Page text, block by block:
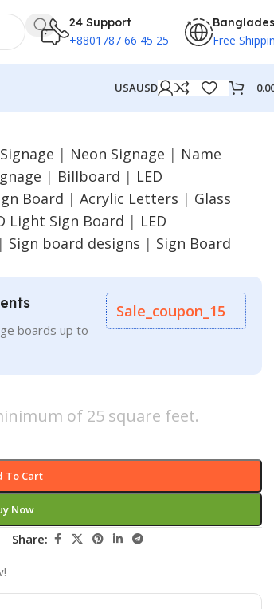
24 Support
+8801787 66 45 25 Free
USAUSD
| Neon Signage | Name
| Billboard | LED
Board | Acrylic Letters | Glass
Light Sign Board | LED
Sign board designs | Sign Board
boards up to
Sale_coupon_15
of 25 square feet.
To Cart
Now
Share: